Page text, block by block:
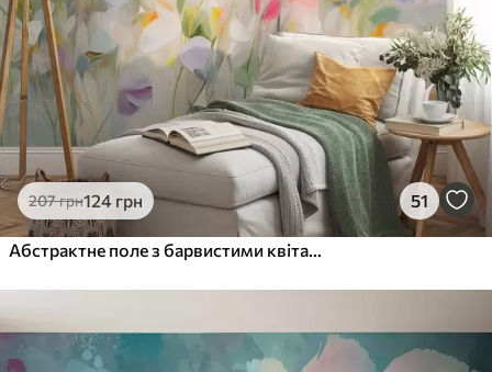
207грн124 грн 51